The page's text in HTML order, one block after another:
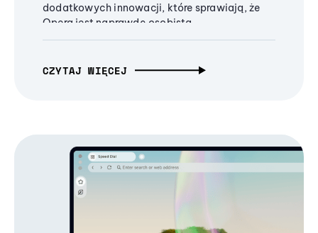
dodatkowych innowacji, które sprawiają, że
Opera jest naprawdę osobista.
CZYTAJ WIĘCEJ